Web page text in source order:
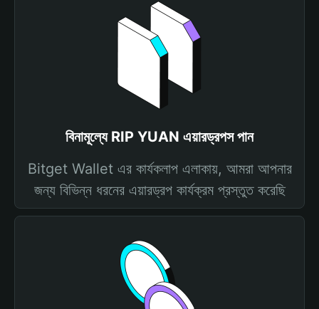
বিনামূল্যে RIP YUAN এয়ারড্রপস পান
Bitget Wallet এর কার্যকলাপ এলাকায়, আমরা আপনার
জন্য বিভিন্ন ধরনের এয়ারড্রপ কার্যক্রম প্রস্তুত করেছি